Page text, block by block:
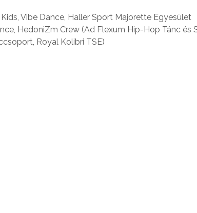
Vibe Dance, Haller Sport Majorette Egyesület
HedoniZm Crew (Ad Flexum Hip-Hop Tánc és
Royal Kolibri TSE)